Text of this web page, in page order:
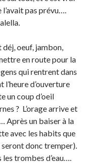
l’avait pas prévu….
oeuf, jambon,
en route pour la
qui rentrent dans
d’ouverture
un coup d’oeil
? L’orage arrive et
Après un baiser à la
avec les habits que
seront donc tremper).
trombes d’eau….